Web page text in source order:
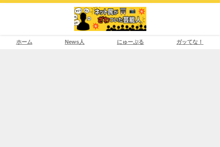
ホーム News人 にゅーぷる ガッてな！